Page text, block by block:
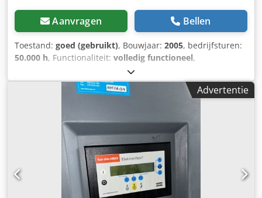
Aanvragen Bellen
Toestand: goed (gebruikt), Bouwjaar: 2005, bedrijfsturen:
50.000 h, Functionaliteit: volledig functioneel,
, Uitrusting:
schroefcompressor met geïntegreerde koeldroger,
gedemonteerd maar in goede staat. Crjdezb Drxjpfx Aa Tof
Advertentie